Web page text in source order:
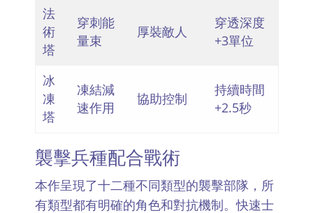
法
術
塔
穿刺能
量束
厚裝敵人
穿透深度
+3單位
冰
凍
塔
凍結減
速作用
協助控制
持續時間
+2.5秒
襲擊兵種配合戰術
本作呈現了十二種不同類型的襲擊部隊，所
有類型都有明確的角色和對抗機制。快速士